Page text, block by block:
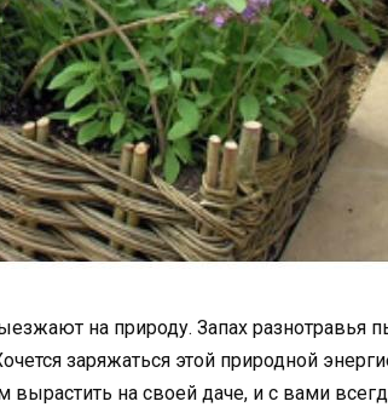
на природу. Запах разнотравья
заряжаться этой природной
на своей даче, и с вами